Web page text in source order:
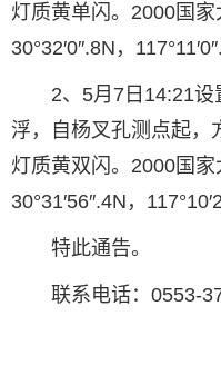
灯质黄单闪。2000国
30°32′0″.8N，
2、5月7日14:21
浮，自杨叉孔测点起，
灯质黄双闪。2000国
30°31′56″.4N，
特此通告。
联系电话：0553-